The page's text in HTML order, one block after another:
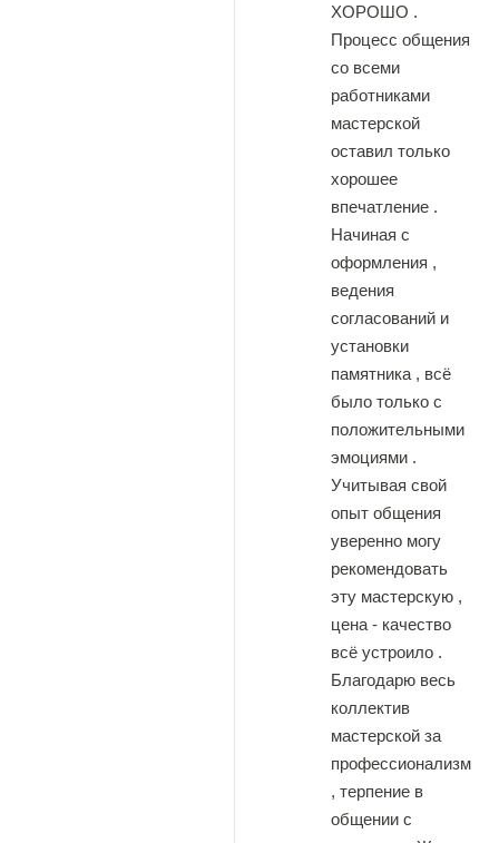
ХОРОШО .
Процесс общения
со всеми
работниками
мастерской
оставил только
хорошее
впечатление .
Начиная с
оформления ,
ведения
согласований и
установки
памятника , всё
было только с
положительными
эмоциями .
Учитывая свой
опыт общения
уверенно могу
рекомендовать
эту мастерскую ,
цена - качество
всё устроило .
Благодарю весь
коллектив
мастерской за
профессионализм
, терпение в
общении с